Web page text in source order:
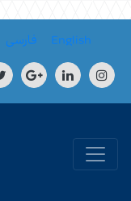
English فارسی